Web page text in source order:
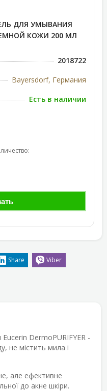
ГЕЛЬ ДЛЯ УМЫВАНИЯ
КОЖИ 200 МЛ
2018722
Bayersdorf, Германия
Есть в наличии
Share Viber
DermoPURIFYER -
не містить мила і
але ефективне
до акне шкіри.